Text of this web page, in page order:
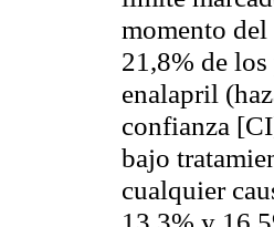
momento
21,8% de
enalapril
confianza
bajo
cualquier